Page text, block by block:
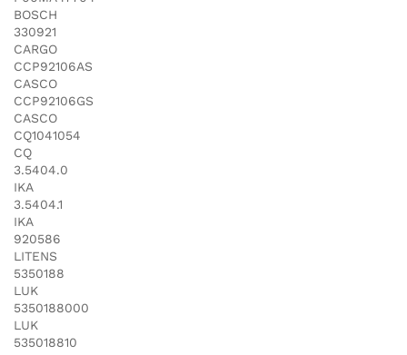
BOSCH
330921
CARGO
CCP92106AS
CASCO
CCP92106GS
CASCO
CQ1041054
CQ
3.5404.0
IKA
3.5404.1
IKA
920586
LITENS
5350188
LUK
5350188000
LUK
535018810